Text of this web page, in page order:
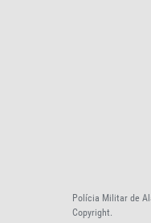
Polícia Militar de
Copyright.